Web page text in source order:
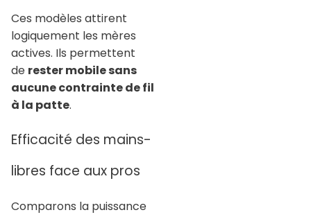
Ces modèles attirent
logiquement les mères
actives. Ils permettent
de rester mobile sans
aucune contrainte de fil
à la patte.
Efficacité des mains-
libres face aux pros
Comparons la puissance